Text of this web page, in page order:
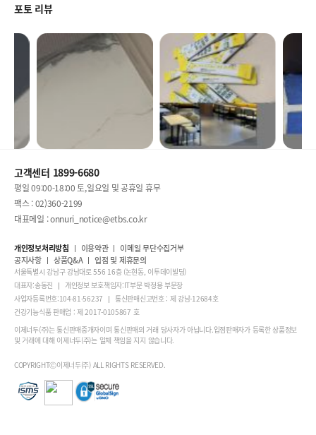
포토 리뷰
고객센터 1899-6680
평일 09:00-18:00 토,일요일 및 공휴일 휴무
팩스 : 02)360-2199
대표메일 : onnuri_notice@etbs.co.kr
개인정보처리방침 이용약관
이메일 무단수집거부
공지사항
상품Q&A 입점 및 제휴문의
서울특별시 강남구 강남대로 556 16층 (논현동, 이투데이빌딩)
대표자:송동진
개인정보 보호책임자:IT부문 박정용 부문장
사업자등록번호:104-81-56237
통신판매신고번호 : 제 강남-12684호
건강기능식품 판매업 : 제 2017-0105867 호
이제너두(주)는 통신판매중개자이며 통신판매의 거래 당사자가 아닙니다.입점판매자가 등록한 상품정보
및 거래에 대해 이제너두(주)는 일체 책임을 지지 않습니다.
COPYRIGHTⒸ이제너두(주) ALL RIGHTS RESERVED.